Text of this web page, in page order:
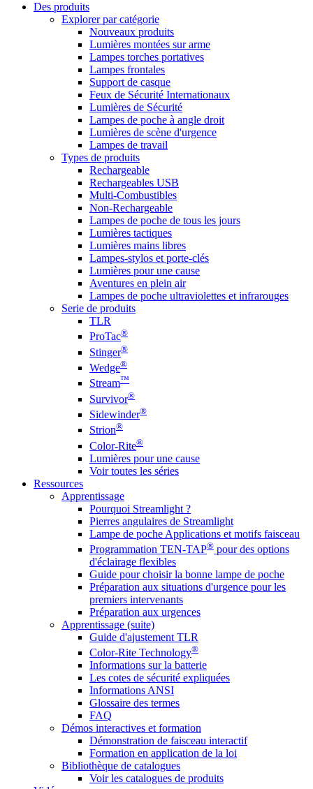
Des produits
Explorer par catégorie
Nouveaux produits
Lumières montées sur arme
Lampes torches portatives
Lampes frontales
Support de casque
Feux de Sécurité Internationaux
Lumières de Sécurité
Lampes de poche à angle droit
Lumières de scène d'urgence
Lampes de travail
Types de produits
Rechargeable
Rechargeables USB
Multi-Combustibles
Non-Rechargeable
Lampes de poche de tous les jours
Lumières tactiques
Lumières mains libres
Lampes-stylos et porte-clés
Lumières pour une cause
Aventures en plein air
Lampes de poche ultraviolettes et infrarouges
Serie de produits
TLR
ProTac®
Stinger®
Wedge®
Stream™
Survivor®
Sidewinder®
Strion®
Color-Rite®
Lumières pour une cause
Voir toutes les séries
Ressources
Apprentissage
Pourquoi Streamlight ?
Pierres angulaires de Streamlight
Lampe de poche Applications et motifs faisceau
Programmation TEN-TAP® pour des options
d'éclairage flexibles
Guide pour choisir la bonne lampe de poche
Préparation aux situations d'urgence pour les
premiers intervenants
Préparation aux urgences
Apprentissage (suite)
Guide d'ajustement TLR
Color-Rite Technology®
Informations sur la batterie
Les cotes de sécurité expliquées
Informations ANSI
Glossaire des termes
FAQ
Démos interactives et formation
Démonstration de faisceau interactif
Formation en application de la loi
Bibliothèque de catalogues
Voir les catalogues de produits